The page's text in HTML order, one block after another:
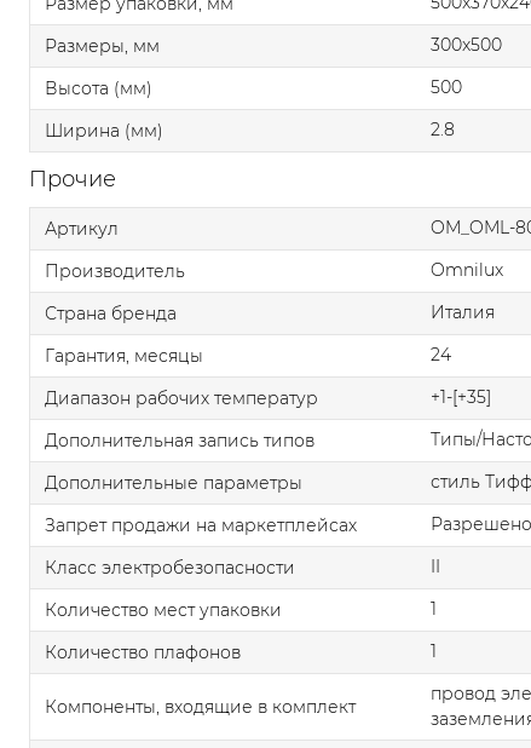
Размеры, мм
300x500
Высота (мм)
500
Ширина (мм)
2.8
Прочие
Артикул
OM_OML-
Производитель
Omnilux
Страна бренда
Италия
Гарантия, месяцы
24
Диапазон рабочих температур
+1-[+35]
Дополнительная запись типов
Типы/
Дополнительные параметры
стиль
Запрет продажи на маркетплейсах
Разрешено
Класс электробезопасности
II
Количество мест упаковки
1
Количество плафонов
1
Компоненты, входящие в комплект
провод